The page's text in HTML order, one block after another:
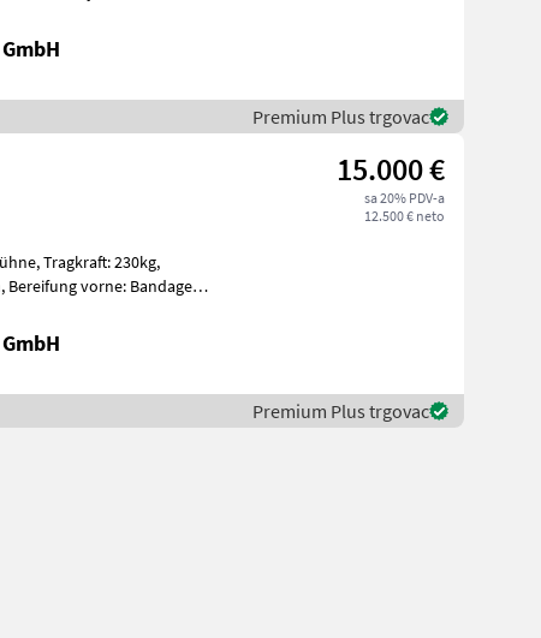
Premium Plus trgovac
15.000 €
sa 20% PDV-a
12.500 € neto
230kg,
Premium Plus trgovac